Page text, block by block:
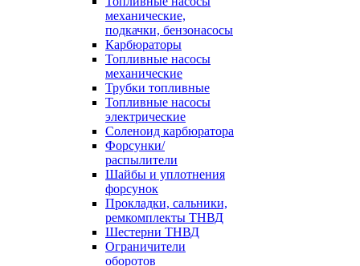
механические,
подкачки, бензонасосы
Карбюраторы
Топливные насосы
механические
Трубки топливные
Топливные насосы
электрические
Соленоид карбюратора
Форсунки/
распылители
Шайбы и уплотнения
форсунок
Прокладки, сальники,
ремкомплекты ТНВД
Шестерни ТНВД
Ограничители
оборотов